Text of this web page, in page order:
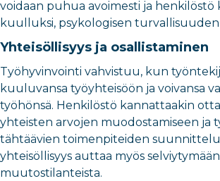
voidaan puhua avoimesti ja henkilöstö
kuulluksi, psykologisen
Yhteisöllisyys ja osallistaminen
Työhyvinvointi vahvistuu, kun
kuuluvansa työyhteisöön ja voivansa
työhönsä. Henkilöstö kannattaakin
yhteisten arvojen muodostamiseen ja
tähtäävien toimenpiteiden
yhteisöllisyys auttaa myös selviytymään
muutostilanteista.